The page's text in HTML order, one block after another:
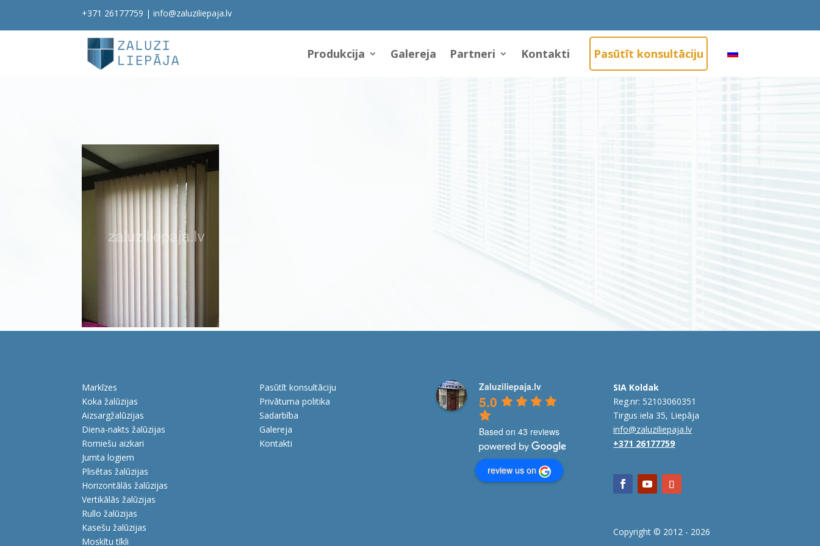
+371 26177759 |info@zaluziliepaja.lv
Produkcija Galereja Partneri Kontakti Pasūtīt konsultāciju
Markīzes
Koka žalūzijas
Aizsargžalūzijas
Diena-nakts žalūzijas
Romiešu aizkari
Jumta logiem
Plisētas žalūzijas
Horizontālās žalūzijas
Vertikālās žalūzijas
Rullo žalūzijas
Kasešu žalūzijas
Moskītu tīkli
Pasūtīt konsultāciju
Privātuma politika
Sadarbība
Galereja
Kontakti
Zaluziliepaja.lv
5.0
Based on 43 reviews
review us on
SIA Koldak
Reg.nr: 52103060351
Tirgus iela 35, Liepāja
info@zaluziliepaja.lv
+371 26177759
Copyright © 2012 - 2026